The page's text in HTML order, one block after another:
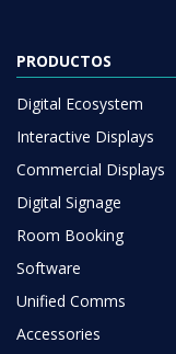
PRODUCTOS
Digital Ecosystem
Interactive Displays
Commercial Displays
Digital Signage
Room Booking
Software
Unified Comms
Accessories